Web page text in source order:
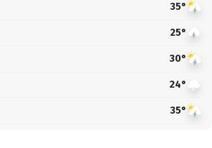
35°
25°
30°
24°
35°